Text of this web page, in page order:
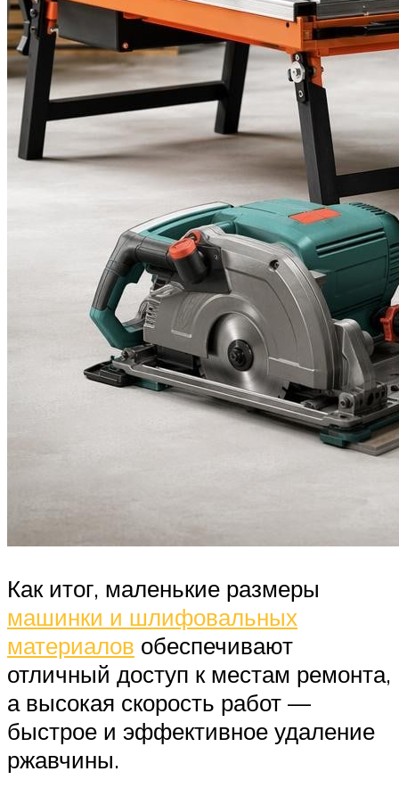
Как итог, маленькие размеры
машинки и шлифовальных
материалов обеспечивают
отличный доступ к местам ремонта,
а высокая скорость работ —
быстрое и эффективное удаление
ржавчины.